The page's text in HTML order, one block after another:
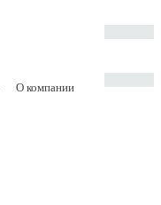
О компании